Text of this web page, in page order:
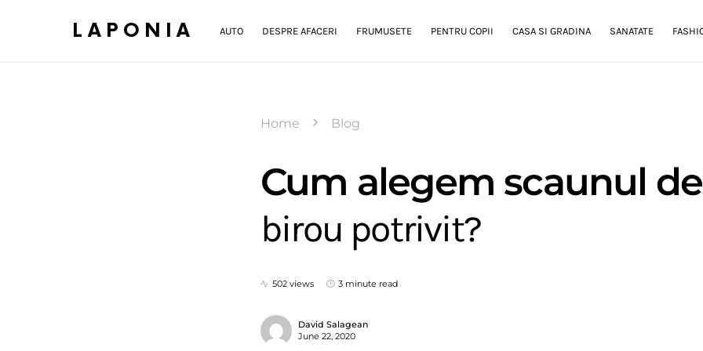
LAPONIA AUTO DESPRE AFACERI FRUMUSETE PENTRU COPII CASA SI GRADINA SANATATE
Home Blog
Cum alegem scaunul de
birou potrivit?
502 views 3 minute read
David Salagean
June 22, 2020